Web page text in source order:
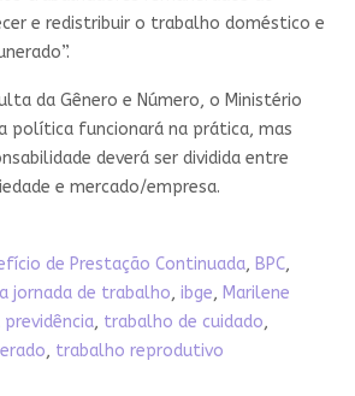
e redistribuir o trabalho doméstico e
da Gênero e Número, o Ministério
política funcionará na prática, mas
deverá ser dividida entre
e mercado/empresa.
de Prestação Continuada, BPC,
jornada de trabalho, ibge, Marilene
, trabalho de cuidado,
, trabalho reprodutivo